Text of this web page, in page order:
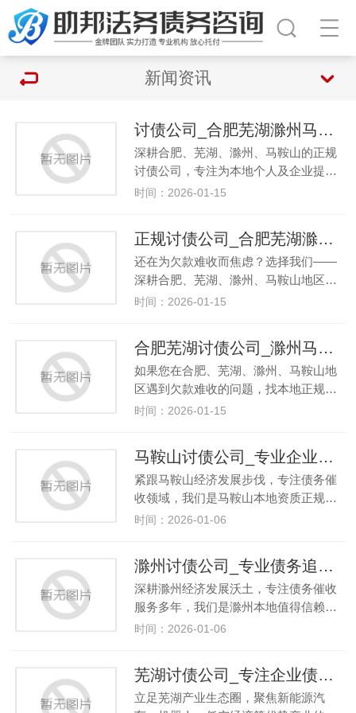
新闻资讯
讨债公司_合肥芜湖滁州马鞍山本地要账_合规高效回款
深耕合肥、芜湖、滁州、马鞍山的正规
讨债公司，专注为本地个人及企业提…
时间：2026-01-15
正规讨债公司_合肥芜湖滁州马鞍山要账服务_高效回款保障
还在为欠款难收而焦虑？选择我们——
深耕合肥、芜湖、滁州、马鞍山地区…
时间：2026-01-15
合肥芜湖讨债公司_滁州马鞍山专业要账服务_本地合规催收机构
如果您在合肥、芜湖、滁州、马鞍山地
区遇到欠款难收的问题，找本地正规…
时间：2026-01-15
马鞍山讨债公司_专业企业债务催收_工程欠款/应收账款回收_合法高效有保障
紧跟马鞍山经济发展步伐，专注债务催
收领域，我们是马鞍山本地资质正规…
时间：2026-01-06
滁州讨债公司_专业债务追讨_企业应收账款/个人欠款回收_高效合法
深耕滁州经济发展沃土，专注债务催收
服务多年，我们是滁州本地值得信赖…
时间：2026-01-06
芜湖讨债公司_专注企业债务催收_工程欠款/货款追回_合法高效有保障
立足芜湖产业生态圈，聚焦新能源汽